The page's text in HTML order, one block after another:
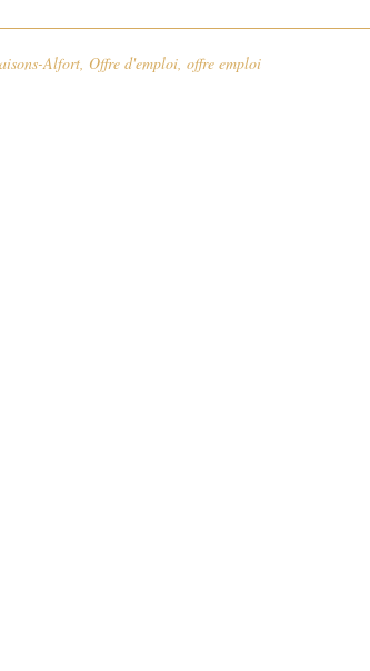
Alfort, Offre d'emploi, offre emploi